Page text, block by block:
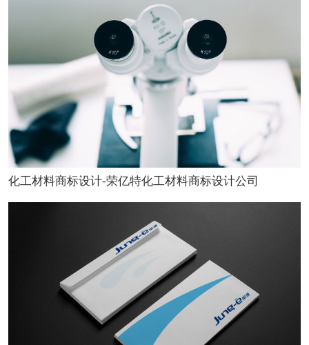
化工材料商标设计-荣亿特化工材料商标设计公司